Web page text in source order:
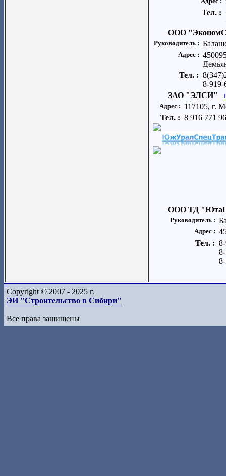
Тел. :
ООО
Руководитель :
Адрес :
Тел. :
8-919-
ЗАО "ЭЛСИ"
Адрес : 117105, г.
Тел. : 8 916 771
ООО ТД
Руководитель :
Адрес :
Тел. :
Copyright © 2007 - 2025 г.
ЭИ "Строительство в Сибири"
Все права защищены